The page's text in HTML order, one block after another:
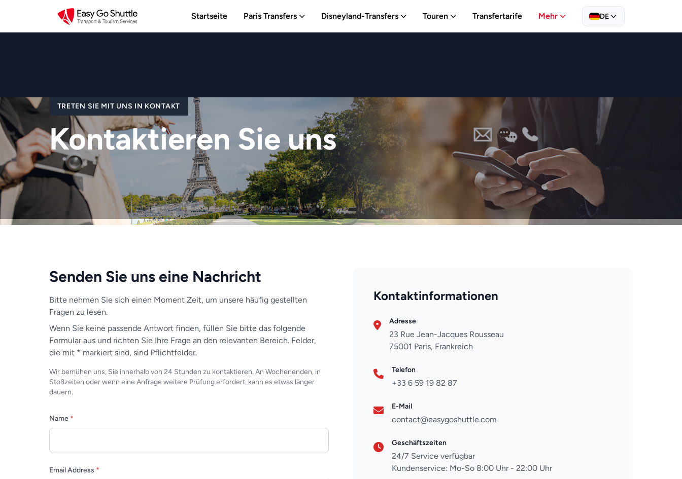
Startseite Paris Transfers Disneyland-Transfers Touren Transfertarife Mehr DE
TRETEN SIE MIT UNS IN KONTAKT
Kontaktieren Sie uns
Senden Sie uns eine Nachricht
Bitte nehmen Sie sich einen Moment Zeit, um unsere häufig gestellten
Fragen zu lesen.
Wenn Sie keine passende Antwort finden, füllen Sie bitte das folgende
Formular aus und richten Sie Ihre Frage an den relevanten Bereich. Felder,
die mit * markiert sind, sind Pflichtfelder.
Wir bemühen uns, Sie innerhalb von 24 Stunden zu kontaktieren. An Wochenenden, in
Stoßzeiten oder wenn eine Anfrage weitere Prüfung erfordert, kann es etwas länger
dauern.
Name *
Email Address *
Kontaktinformationen
Adresse
23 Rue Jean-Jacques Rousseau
75001 Paris, Frankreich
Telefon
+33 6 59 19 82 87
E-Mail
contact@easygoshuttle.com
Geschäftszeiten
24/7 Service verfügbar
Kundenservice: Mo-So 8:00 Uhr - 22:00 Uhr